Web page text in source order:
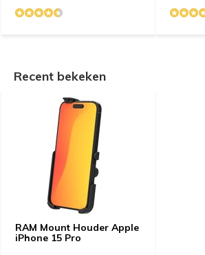
Recent bekeken
RAM Mount Houder Apple
iPhone 15 Pro